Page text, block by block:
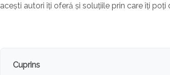
acești autori îți oferă și soluțiile prin care îți poți
Cuprins